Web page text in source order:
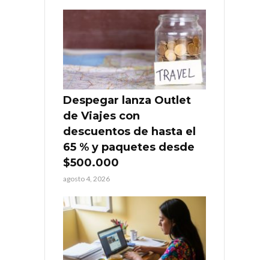
Despegar lanza Outlet
de Viajes con
descuentos de hasta el
65 % y paquetes desde
$500.000
agosto 4, 2026